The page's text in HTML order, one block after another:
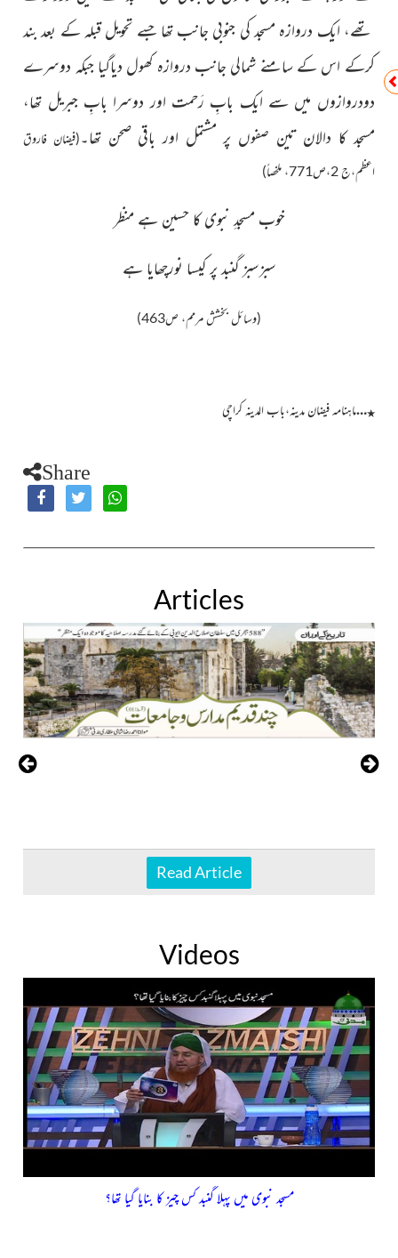
تھے، ایک دروازہ مسجد کی جنوبی جانب تھا جسے تحویل قبلہ کے بعد بند
کرکے اس کے سامنے شمالی جانب دروازہ کھول دیاگیا جبکہ دوسرے
دودروازوں میں سے ایک بابِ رَحمت اور دوسرا بابِ جبریل تھا،
مسجد کا دالان تین صفوں پر مشتمل اور باقی صحن تھا۔(فيضان فاروق
اعظم،ج 2،ص771، ملخصاً)
خوب مسجدِ نبوی کا حسین ہے منظر
سبزسبز گنبد پر کیسا نورچھایا ہے
(وسائل بخشش مرمم، ص463)
٭…ماہنامہ فیضان مدینہ،باب المدینہ کراچی
Share
Articles
Read Article
Videos
مسجد نبوی میں پہلا گنبد کس چیز کا بنایا گیا تھا؟